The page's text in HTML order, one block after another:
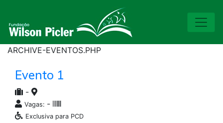
ARCHIVE-EVENTOS.PHP
Evento 1
-
Vagas: -
Exclusiva para PCD